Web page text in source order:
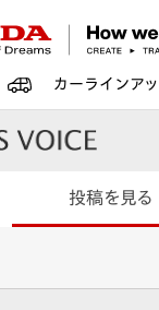
カーラインア
投稿を見る